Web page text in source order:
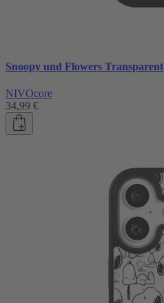
Snoopy und Flowers Transparent
NIVOcore
34,99 €